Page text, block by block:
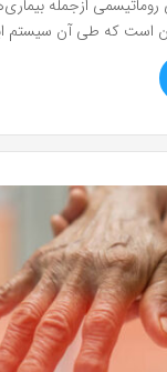
ازجمله
است که طی آن سیستم